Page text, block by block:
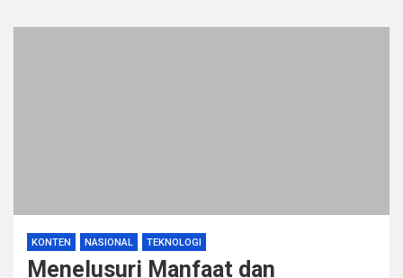
KONTEN NASIONAL TEKNOLOGI
Menelusuri Manfaat dan